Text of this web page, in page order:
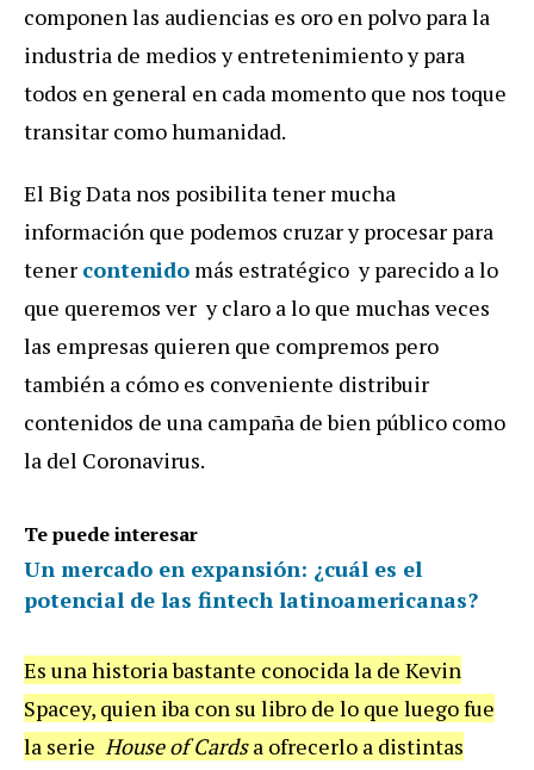
componen las audiencias es oro en polvo para la
industria de medios y entretenimiento y para
todos en general en cada momento que nos toque
transitar como humanidad.
El Big Data nos posibilita tener mucha
información que podemos cruzar y procesar para
tener contenido más estratégico y parecido a lo
que queremos ver y claro a lo que muchas veces
las empresas quieren que compremos pero
también a cómo es conveniente distribuir
contenidos de una campaña de bien público como
la del Coronavirus.
Te puede interesar
Un mercado en expansión: ¿cuál es el
potencial de las fintech latinoamericanas?
Es una historia bastante conocida la de Kevin
Spacey, quien iba con su libro de lo que luego fue
la serie House of Cardsa ofrecerlo a distintas